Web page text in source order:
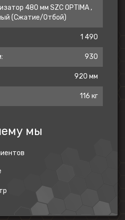
простоту и
а также
качеству топлива.
5-ступенчатой
передач с
“1-N-2-3-4-5”.
на новой раме,
– телескопическая
типа SZC Optima
мм, задняя –
Optima длиной 480
подвески
480 мм SZC OPTIMA ,
(Сжатие/Отбой)
1 490
930
920 мм
116 кг
мы